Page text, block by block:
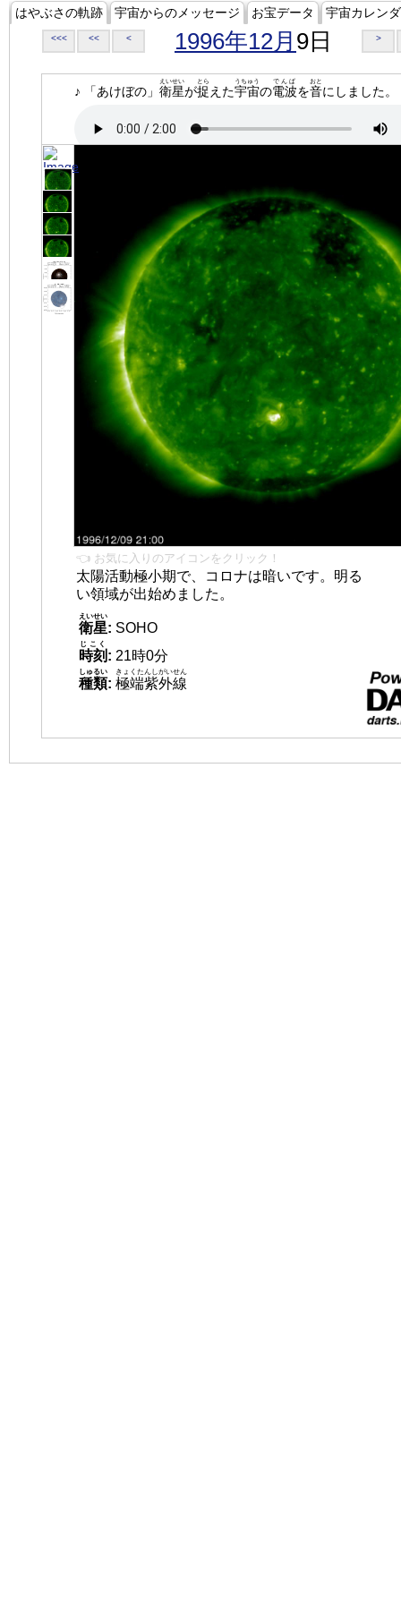
はやぶさの軌跡 宇宙からのメッセージ お宝データ 宇宙カレン
<<< << < 1996年12月 9日 >
♪ 「あけぼの」 衛星
えいせい
が捉
とら
えた宇宙
うちゅう
の電波
でんぱ
を音
おと
にしました。
👈 お気に入りのアイコンをクリック！
太陽活動極小期で、コロナは暗いです。明る
い領域が出始めました。
衛星
えいせい
: SOHO
時刻
じこく
: 21時0分
種類
しゅるい
: 極端紫外線
きょくたんしがいせん